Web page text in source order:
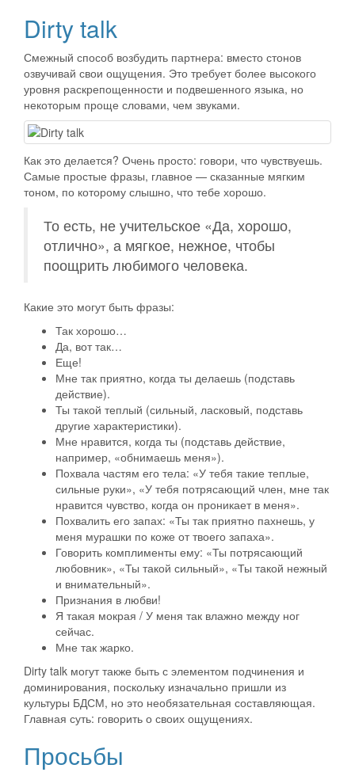
Dirty talk
Смежный способ возбудить партнера: вместо стонов
озвучивай свои ощущения. Это требует более высокого
уровня раскрепощенности и подвешенного языка, но
некоторым проще словами, чем звуками.
Как это делается? Очень просто: говори, что чувствуешь.
Самые простые фразы, главное — сказанные мягким
тоном, по которому слышно, что тебе хорошо.
То есть, не учительское «Да, хорошо,
отлично», а мягкое, нежное, чтобы
поощрить любимого человека.
Какие это могут быть фразы:
Так хорошо…
Да, вот так…
Еще!
Мне так приятно, когда ты делаешь (подставь
действие).
Ты такой теплый (сильный, ласковый, подставь
другие характеристики).
Мне нравится, когда ты (подставь действие,
например, «обнимаешь меня»).
Похвала частям его тела: «У тебя такие теплые,
сильные руки», «У тебя потрясающий член, мне так
нравится чувство, когда он проникает в меня».
Похвалить его запах: «Ты так приятно пахнешь, у
меня мурашки по коже от твоего запаха».
Говорить комплименты ему: «Ты потрясающий
любовник», «Ты такой сильный», «Ты такой нежный
и внимательный».
Признания в любви!
Я такая мокрая / У меня так влажно между ног
сейчас.
Мне так жарко.
Dirty talk могут также быть с элементом подчинения и
доминирования, поскольку изначально пришли из
культуры БДСМ, но это необязательная составляющая.
Главная суть: говорить о своих ощущениях.
Просьбы